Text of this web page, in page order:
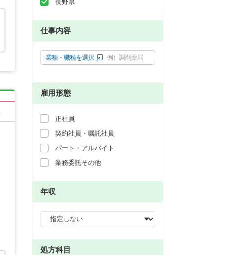
長野県
仕事内容
業種・職種を選択 例）調剤薬局
雇用形態
正社員
契約社員・嘱託社員
パート・アルバイト
業務委託その他
年収
処方科目